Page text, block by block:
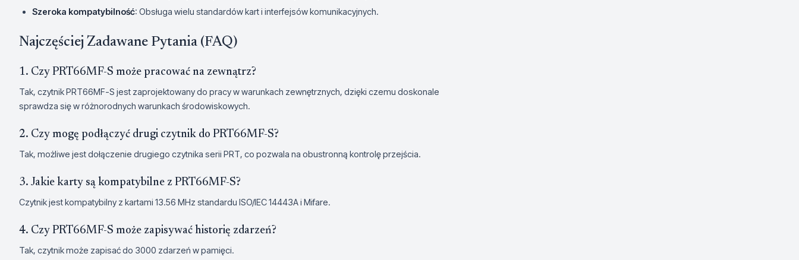
Szeroka kompatybilność: Obsługa wielu standardów kart i interfejsów komunikacyjnych.
Najczęściej Zadawane Pytania (FAQ)
1. Czy PRT66MF-S może pracować na zewnątrz?
Tak, czytnik PRT66MF-S jest zaprojektowany do pracy w warunkach zewnętrznych, dzięki czemu doskonale
sprawdza się w różnorodnych warunkach środowiskowych.
2. Czy mogę podłączyć drugi czytnik do PRT66MF-S?
Tak, możliwe jest dołączenie drugiego czytnika serii PRT, co pozwala na obustronną kontrolę przejścia.
3. Jakie karty są kompatybilne z PRT66MF-S?
Czytnik jest kompatybilny z kartami 13.56 MHz standardu ISO/IEC 14443A i Mifare.
4. Czy PRT66MF-S może zapisywać historię zdarzeń?
Tak, czytnik może zapisać do 3000 zdarzeń w pamięci.